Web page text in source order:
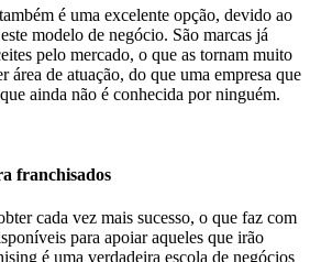
é uma excelente opção, devido ao
modelo de negócio. São marcas já
pelo mercado, o que as tornam muito
área de atuação, do que uma empresa que
ainda não é conhecida por ninguém.
franchisados
cada vez mais sucesso, o que faz com
para apoiar aqueles que irão
é uma verdadeira escola de negócios